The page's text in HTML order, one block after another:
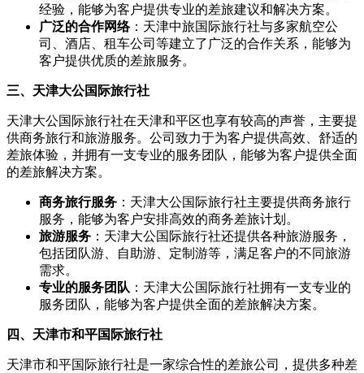
经验，能够为客户提供专业的差旅建议和解决方案。
广泛的合作网络：天津中旅国际旅行社与多家航空公
司、酒店、租车公司等建立了广泛的合作关系，能够为
客户提供优质的差旅服务。
三、天津大公国际旅行社
天津大公国际旅行社在天津和平区也享有较高的声誉，主要提
供商务旅行和旅游服务。公司致力于为客户提供高效、舒适的
差旅体验，并拥有一支专业的服务团队，能够为客户提供全面
的差旅解决方案。
商务旅行服务 ：天津大公国际旅行社主要提供商务旅行
服务，能够为客户安排高效的商务差旅计划。
旅游服务 ：天津大公国际旅行社还提供各种旅游服务，
包括团队游、自助游、定制游等，满足客户的不同旅游
需求。
专业的服务团队 ：天津大公国际旅行社拥有一支专业的
服务团队，能够为客户提供全面的差旅解决方案。
四、天津市和平国际旅行社
天津市和平国际旅行社是一家综合性的差旅公司，提供多种差